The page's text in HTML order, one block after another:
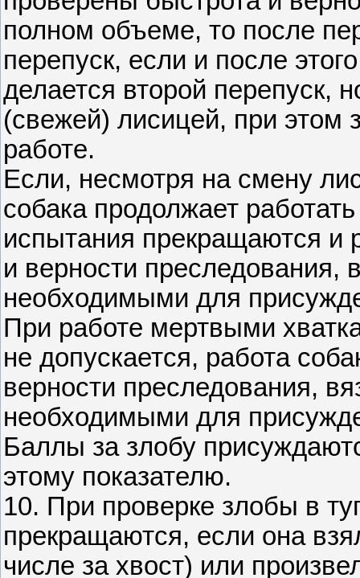
полном объеме, то после
перепуск, если и после
делается второй перепуск,
(свежей) лисицей, при этом
работе.
Если, несмотря на смену
собака продолжает
испытания прекращаются и
и верности
необходимыми для
При работе мертвыми
не допускается, работа
верности преследования,
необходимыми для
Баллы за злобу
этому показателю.
10. При проверке злобы в
прекращаются, если она
числе за хвост) или